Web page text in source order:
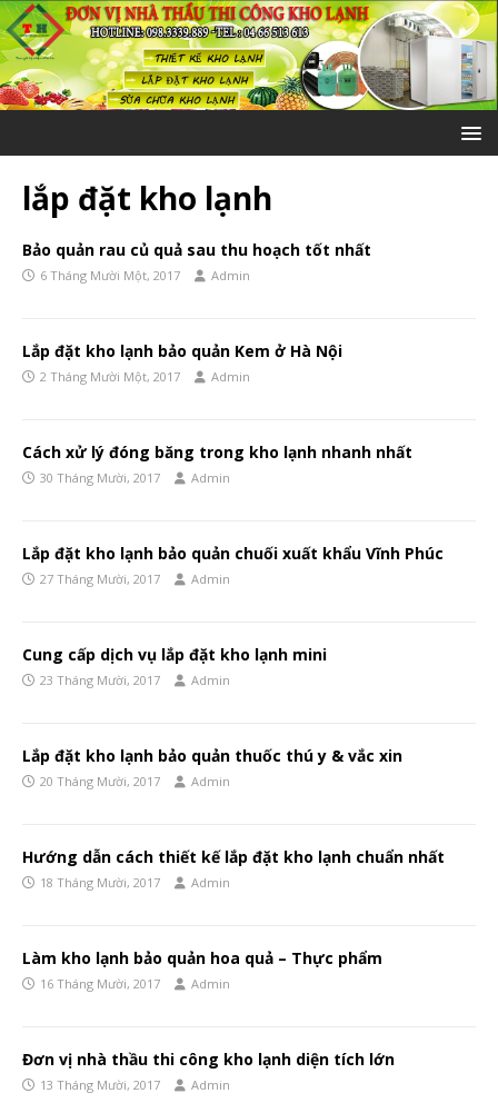
lắp đặt kho lạnh
Bảo quản rau củ quả sau thu hoạch tốt nhất
6 Tháng Mười Một, 2017 Admin
Lắp đặt kho lạnh bảo quản Kem ở Hà Nội
2 Tháng Mười Một, 2017 Admin
Cách xử lý đóng băng trong kho lạnh nhanh nhất
30 Tháng Mười, 2017 Admin
Lắp đặt kho lạnh bảo quản chuối xuất khẩu Vĩnh Phúc
27 Tháng Mười, 2017 Admin
Cung cấp dịch vụ lắp đặt kho lạnh mini
23 Tháng Mười, 2017 Admin
Lắp đặt kho lạnh bảo quản thuốc thú y & vắc xin
20 Tháng Mười, 2017 Admin
Hướng dẫn cách thiết kế lắp đặt kho lạnh chuẩn nhất
18 Tháng Mười, 2017 Admin
Làm kho lạnh bảo quản hoa quả – Thực phẩm
16 Tháng Mười, 2017 Admin
Đơn vị nhà thầu thi công kho lạnh diện tích lớn
13 Tháng Mười, 2017 Admin